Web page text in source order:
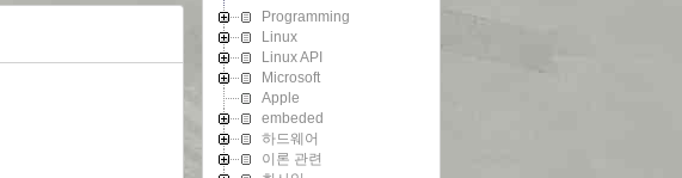
Programming
Linux
Linux API
Microsoft
Apple
embeded
하드웨어
이론 관련